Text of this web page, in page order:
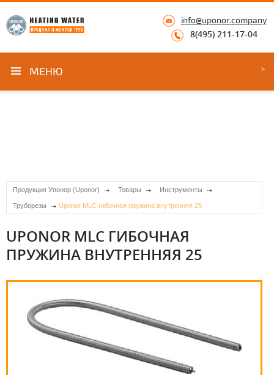
info@uponor.company
8(495) 211-17-04
МЕНЮ
Продукция Упонор (Uponor) Товары Инструменты
Труборезы Uponor MLC гибочная пружина внутренняя 25
UPONOR MLC ГИБОЧНАЯ
ПРУЖИНА ВНУТРЕННЯЯ 25